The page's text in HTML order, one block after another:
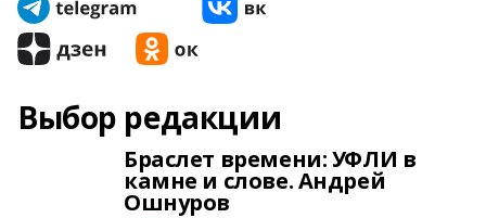
Выбор редакции
Браслет времени: УФЛИ в
камне и слове. Андрей
Ошнуров